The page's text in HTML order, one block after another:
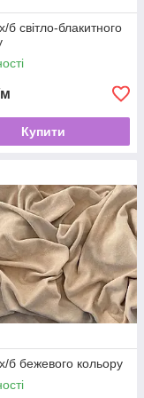
б світло-блакитного
Купити
б бежевого кольору